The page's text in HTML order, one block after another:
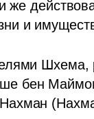
же
и
бен